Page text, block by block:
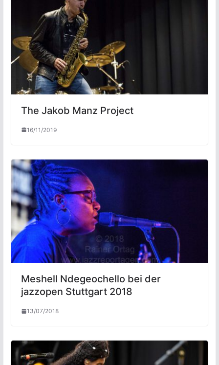
The Jakob Manz Project
16/11/2019
Meshell Ndegeochello bei der
jazzopen Stuttgart 2018
13/07/2018